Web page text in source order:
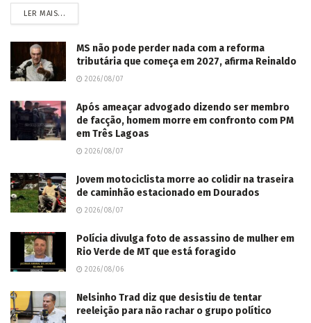
LER MAIS...
MS não pode perder nada com a reforma
tributária que começa em 2027, afirma Reinaldo
2026/08/07
Após ameaçar advogado dizendo ser membro
de facção, homem morre em confronto com PM
em Três Lagoas
2026/08/07
Jovem motociclista morre ao colidir na traseira
de caminhão estacionado em Dourados
2026/08/07
Polícia divulga foto de assassino de mulher em
Rio Verde de MT que está foragido
2026/08/06
Nelsinho Trad diz que desistiu de tentar
reeleição para não rachar o grupo político